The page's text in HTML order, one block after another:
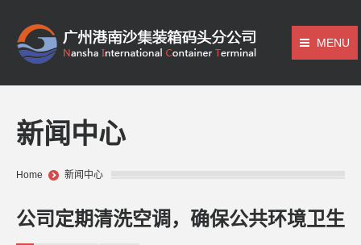
MENU
新闻中心
You are here:
Home 新闻中心
公司定期清洗空调，确保公共环境卫生